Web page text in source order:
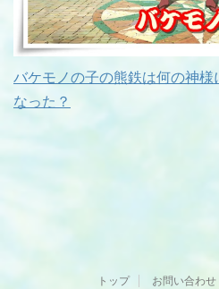
バケモノの子の熊鉄は何の神様
なった？
トップ お問い合わせ